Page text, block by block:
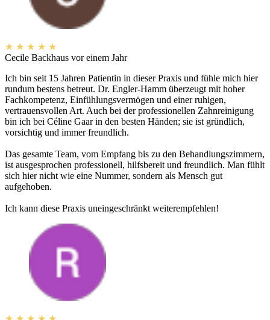
★ ★ ★ ★ ★
Cecile Backhaus vor einem Jahr
Ich bin seit 15 Jahren Patientin in dieser Praxis und fühle mich hier
rundum bestens betreut. Dr. Engler-Hamm überzeugt mit hoher
Fachkompetenz, Einfühlungsvermögen und einer ruhigen,
vertrauensvollen Art. Auch bei der professionellen Zahnreinigung
bin ich bei Céline Gaar in den besten Händen; sie ist gründlich,
vorsichtig und immer freundlich.
Das gesamte Team, vom Empfang bis zu den Behandlungszimmern,
ist ausgesprochen professionell, hilfsbereit und freundlich. Man fühlt
sich hier nicht wie eine Nummer, sondern als Mensch gut
aufgehoben.
Ich kann diese Praxis uneingeschränkt weiterempfehlen!